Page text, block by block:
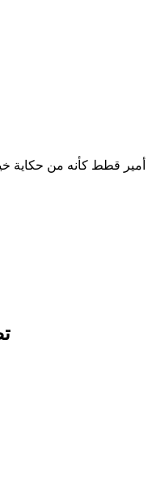
أمير قطط كأنه من حكاية